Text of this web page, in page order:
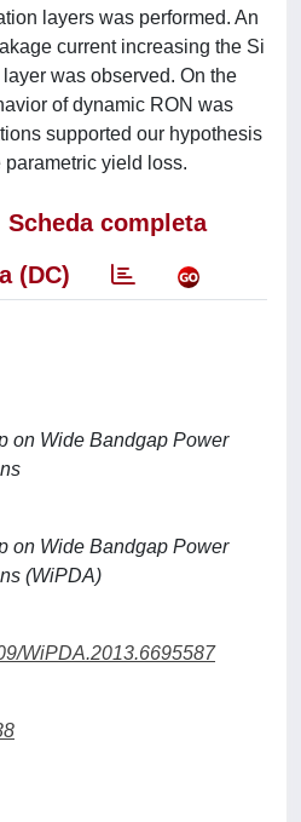
layers was performed. An
current increasing the Si
was observed. On the
of dynamic RON was
supported our hypothesis
yield loss.
Scheda completa
(DC)
on Wide Bandgap Power
on Wide Bandgap Power
(WiPDA)
WiPDA.2013.6695587